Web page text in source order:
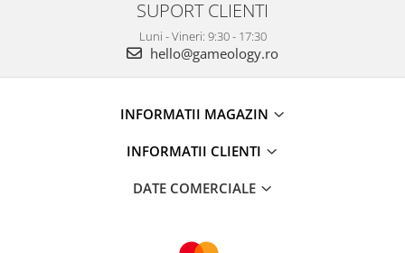
SUPORT CLIENTI
Luni - Vineri: 9:30 - 17:30
hello@gameology.ro
INFORMATII MAGAZIN
INFORMATII CLIENTI
DATE COMERCIALE